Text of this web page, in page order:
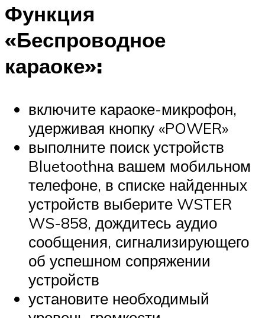
Функция
«Беспроводное
караоке»:
включите караоке-микрофон,
удерживая кнопку «POWER»
выполните поиск устройств
Bluetoothна вашем мобильном
телефоне, в списке найденных
устройств выберите WSTER
WS-858, дождитесь аудио
сообщения, сигнализирующего
об успешном сопряжении
устройств
установите необходимый